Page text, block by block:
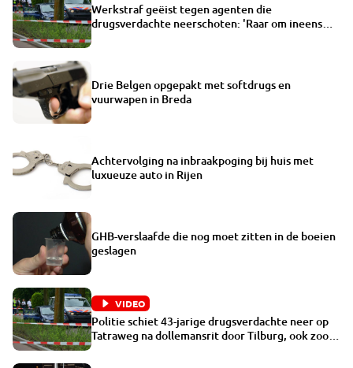
Werkstraf geëist tegen agenten die
drugsverdachte neerschoten: 'Raar om ineens
Drie Belgen opgepakt met softdrugs en
vuurwapen in Breda
Achtervolging na inbraakpoging bij huis met
luxueuze auto in Rijen
GHB-verslaafde die nog moet zitten in de boeien
geslagen
VIDEO
Politie schiet 43-jarige drugsverdachte neer op
Tatraweg na dollemansrit door Tilburg, ook zoon